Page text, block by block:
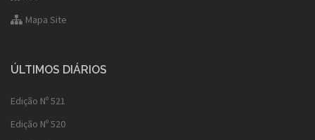
Mapa Site
ÚLTIMOS DIÁRIOS
Edição Nº 521
Edição Nº 520